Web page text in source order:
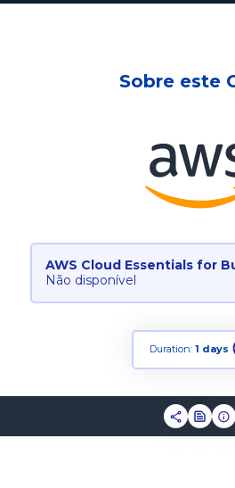
Sobre este
AWS Cloud Essentials for
Não disponível
Duration: 1 days